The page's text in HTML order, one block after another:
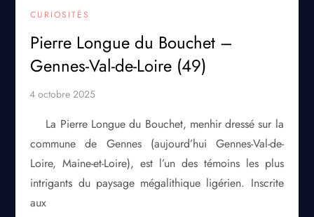
CURIOSITÉS
Pierre Longue du Bouchet –
Gennes-Val-de-Loire (49)
La Pierre Longue du Bouchet, menhir dressé sur la
commune de Gennes (aujourd’hui Gennes-Val-de-
Loire, Maine-et-Loire), est l’un des témoins les plus
intrigants du paysage mégalithique ligérien. Inscrite
aux